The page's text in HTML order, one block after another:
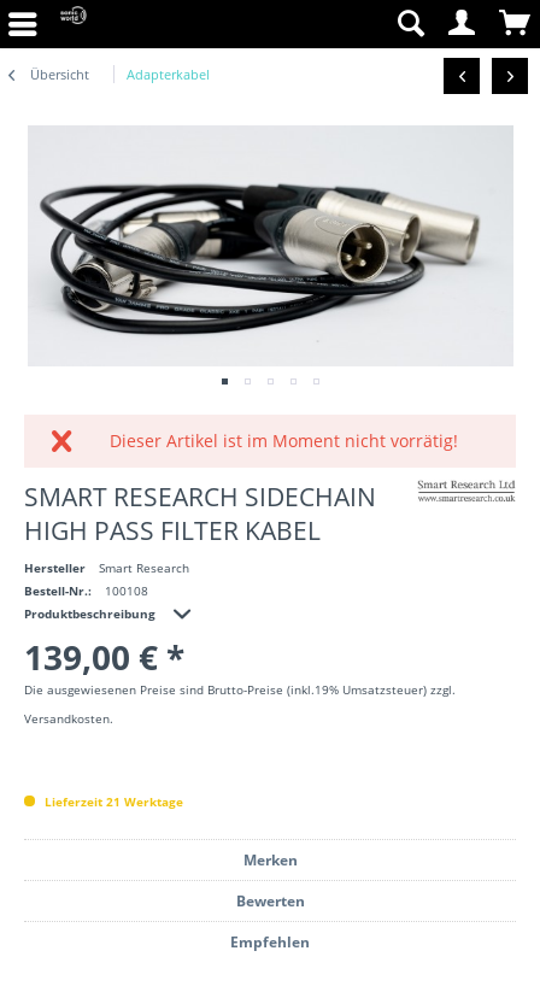
Übersicht Adapterkabel
Dieser Artikel ist im Moment nicht vorrätig!
SMART RESEARCH SIDECHAIN
HIGH PASS FILTER KABEL
Hersteller
Smart Research
Bestell-Nr.:
100108
Produktbeschreibung
139,00 € *
Die ausgewiesenen Preise sind Brutto-Preise (inkl.19% Umsatzsteuer) zzgl.
Versandkosten.
Lieferzeit 21 Werktage
Merken
Bewerten
Empfehlen